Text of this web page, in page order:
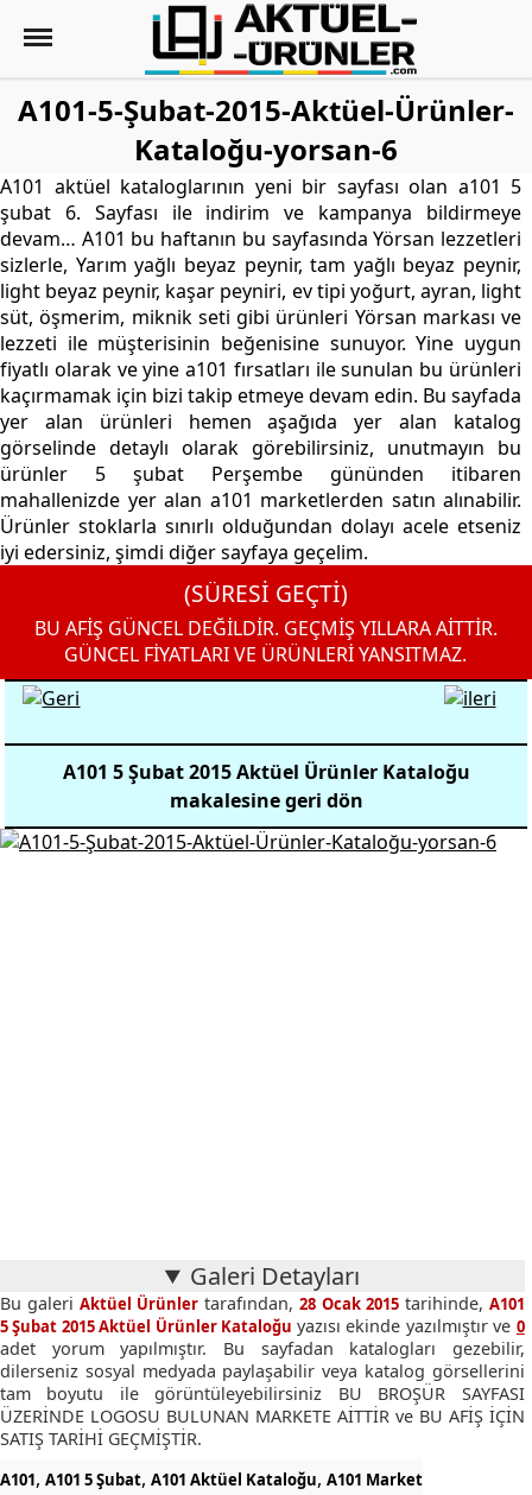
A101-5-Şubat-2015-Aktüel-Ürünler-
Kataloğu-yorsan-6
A101 aktüel kataloglarının yeni bir sayfası olan a101 5
şubat 6. Sayfası ile indirim ve kampanya bildirmeye
devam… A101 bu haftanın bu sayfasında Yörsan lezzetleri
sizlerle, Yarım yağlı beyaz peynir, tam yağlı beyaz peynir,
light beyaz peynir, kaşar peyniri, ev tipi yoğurt, ayran, light
süt, öşmerim, miknik seti gibi ürünleri Yörsan markası ve
lezzeti ile müşterisinin beğenisine sunuyor. Yine uygun
fiyatlı olarak ve yine a101 fırsatları ile sunulan bu ürünleri
kaçırmamak için bizi takip etmeye devam edin. Bu sayfada
yer alan ürünleri hemen aşağıda yer alan katalog
görselinde detaylı olarak görebilirsiniz, unutmayın bu
ürünler 5 şubat Perşembe gününden itibaren
mahallenizde yer alan a101 marketlerden satın alınabilir.
Ürünler stoklarla sınırlı olduğundan dolayı acele etseniz
iyi edersiniz, şimdi diğer sayfaya geçelim.
(SÜRESİ GEÇTİ)
BU AFİŞ GÜNCEL DEĞİLDİR. GEÇMİŞ YILLARA AİTTİR.
GÜNCEL FİYATLARI VE ÜRÜNLERİ YANSITMAZ.
A101 5 Şubat 2015 Aktüel Ürünler Kataloğu
makalesine geri dön
Galeri Detayları
Bu galeriAktüel Ürünler tarafından,28 Ocak 2015tarihinde, A101
5 Şubat 2015 Aktüel Ürünler Kataloğu yazısı ekinde yazılmıştır ve 0
adet yorum yapılmıştır. Bu sayfadan katalogları gezebilir,
dilerseniz sosyal medyada paylaşabilir veya katalog görsellerini
tam boyutu ile görüntüleyebilirsiniz BU BROŞÜR SAYFASI
ÜZERİNDE LOGOSU BULUNAN MARKETE AİTTİR ve BU AFİŞ İÇİN
SATIŞ TARİHİ GEÇMİŞTİR.
A101, A101 5 Şubat, A101 Aktüel Kataloğu, A101 Market